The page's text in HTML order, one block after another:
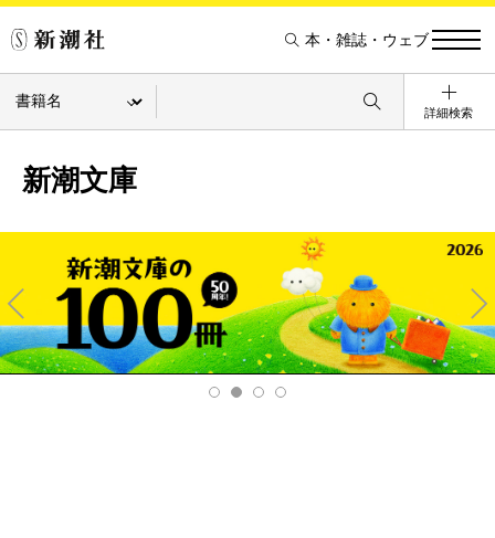
本・雑誌・ウェブ
詳細検索
新潮文庫
Pre
v
Ne
xt